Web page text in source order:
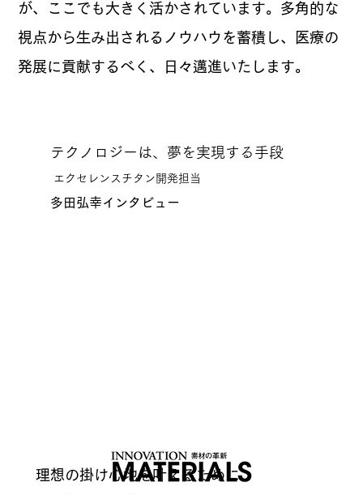
が、ここでも大きく活かされています。多角的な
視点から生み出されるノウハウを蓄積し、医療の
発展に貢献するべく、日々邁進いたします。
理想の掛け心地を叶えるために
テクノロジーは、夢を実現する手段
エクセレンスチタン開発担当
多田弘幸インタビュー